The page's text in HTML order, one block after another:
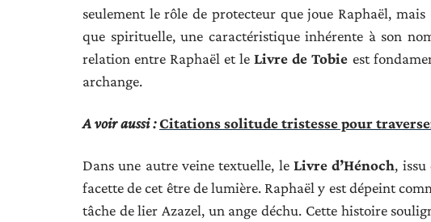
seulement le rôle de protecteur que joue Raphaël,
que spirituelle, une caractéristique inhérente à son
relation entre Raphaël et leLivre de Tobie est
archange.
A voir aussi :Citations solitude tristesse pour
Dans une autre veine textuelle, le Livre d’Hénoch,
facette de cet être de lumière. Raphaël y est dépeint
tâche de lier Azazel, un ange déchu. Cette histoire